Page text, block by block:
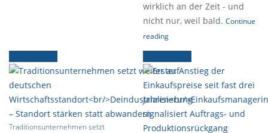
wirklich an der Zeit - und
nicht nur, weil bald. Continue
reading
Traditionsunternehmen setzt